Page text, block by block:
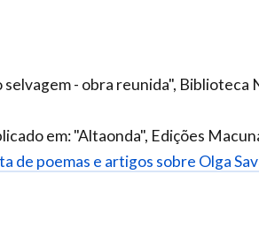
- obra reunida",
em: "Altaonda", Edições
de poemas e artigos sobre Olga